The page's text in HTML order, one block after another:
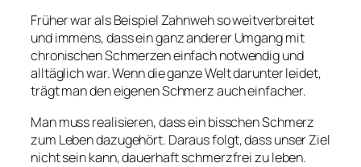
Früher war als Beispiel Zahnweh so weitverbreitet
und immens, dass ein ganz anderer Umgang mit
chronischen Schmerzen einfach notwendig und
alltäglich war. Wenn die ganze Welt darunter leidet,
trägt man den eigenen Schmerz auch einfacher.
Man muss realisieren, dass ein bisschen Schmerz
zum Leben dazugehört. Daraus folgt, dass unser Ziel
nicht sein kann, dauerhaft schmerzfrei zu leben.